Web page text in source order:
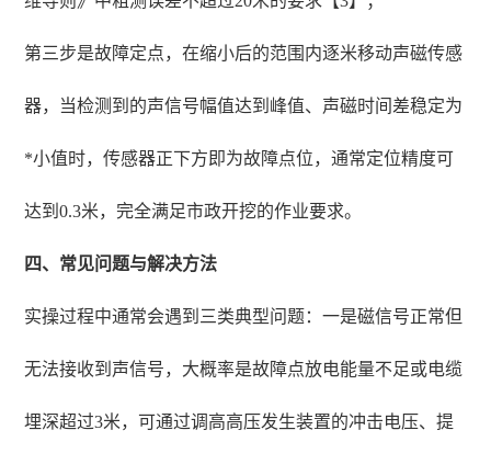
第三步是故障定点，在缩小后的范围内逐米移动声磁传感
器，当检测到的声信号幅值达到峰值、声磁时间差稳定为
*小值时，传感器正下方即为故障点位，通常定位精度可
达到0.3米，完全满足市政开挖的作业要求。
四、常见问题与解决方法
实操过程中通常会遇到三类典型问题：一是磁信号正常但
无法接收到声信号，大概率是故障点放电能量不足或电缆
埋深超过3米，可通过调高高压发生装置的冲击电压、提